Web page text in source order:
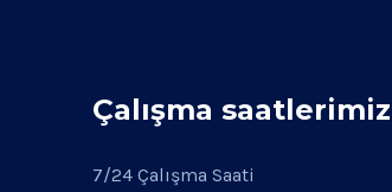
Çalışma saatlerimiz
7/24 Çalışma Saati